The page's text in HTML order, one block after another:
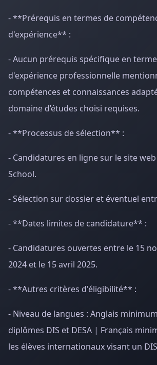
- **Prérequis en termes de
d'expérience** :
- Aucun prérequis spécifique en
d'expérience professionnelle
compétences et connaissances
domaine d’études choisi requises.
- **Processus de sélection** :
- Candidatures en ligne sur le site web
School.
- Sélection sur dossier et éventuel
- **Dates limites de candidature** :
- Candidatures ouvertes entre le 15
2024 et le 15 avril 2025.
- **Autres critères d'éligibilité** :
- Niveau de langues : Anglais
diplômes DIS et DESA | Français
les élèves internationaux visant un